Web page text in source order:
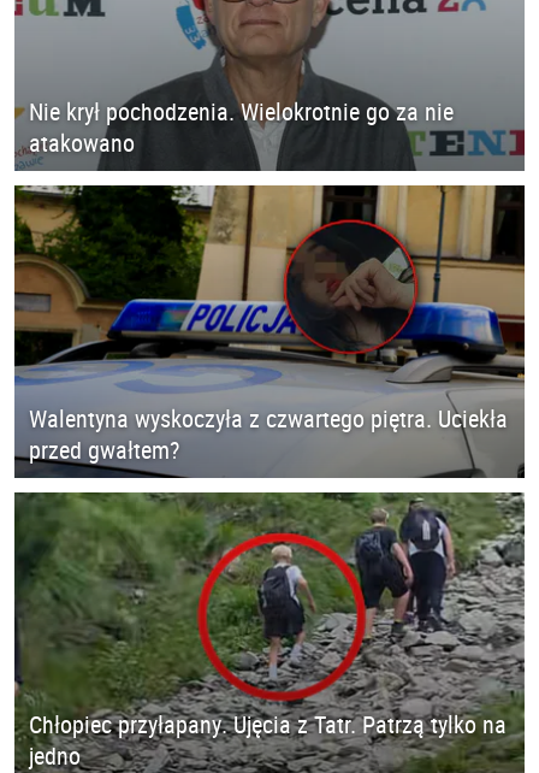
Nie krył pochodzenia. Wielokrotnie go za nie
atakowano
Walentyna wyskoczyła z czwartego piętra. Uciekła
przed gwałtem?
Chłopiec przyłapany. Ujęcia z Tatr. Patrzą tylko na
jedno